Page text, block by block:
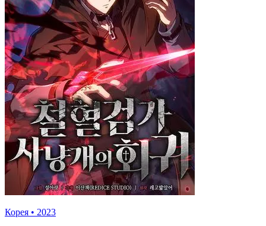
Корея • 2023